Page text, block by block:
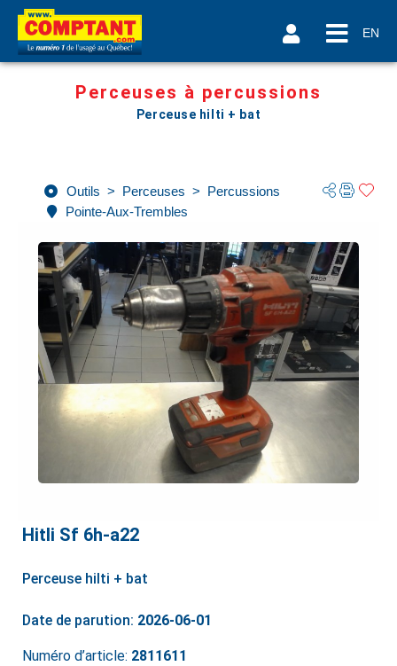
EN
Perceuses à percussions
Perceuse hilti + bat
Outils > Perceuses > Percussions
Pointe-Aux-Trembles
Hitli Sf 6h-a22
Perceuse hilti + bat
Date de parution: 2026-06-01
Numéro d’article: 2811611